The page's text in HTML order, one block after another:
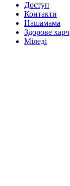
Доступ
Контакти
Нашамама
Здорове
Міледі